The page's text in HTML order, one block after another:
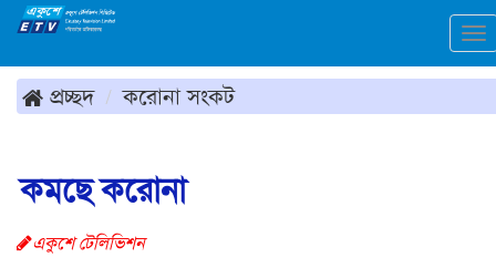
প্রচ্ছদ করোনা সংকট
কমছে করোনা
একুশে টেলিভিশন